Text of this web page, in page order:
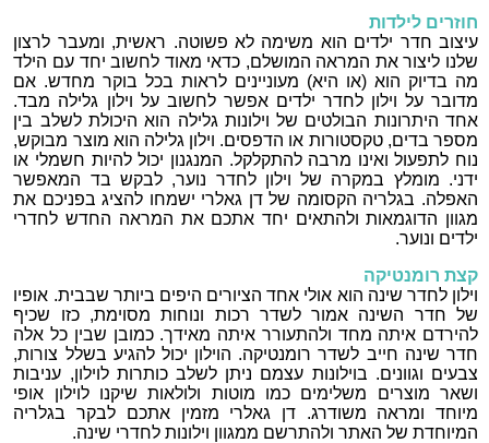
חוזרים לילדות
עיצוב חדר ילדים הוא משימה לא פשוטה. ראשית, ומעבר לרצון
שלנו ליצור את המראה המושלם, כדאי מאוד לחשוב יחד עם הילד
מה בדיוק הוא (או היא) מעוניינים לראות בכל בוקר מחדש. אם
מדובר על וילון לחדר ילדים אפשר לחשוב על וילון גלילה מבד.
אחד היתרונות הבולטים של וילונות גלילה הוא היכולת לשלב בין
מספר בדים, טקסטורות או הדפסים. וילון גלילה הוא מוצר מבוקש,
נוח לתפעול ואינו מרבה להתקלקל. המנגנון יכול להיות חשמלי או
ידני. מומלץ במקרה של וילון לחדר נוער, לבקש בד המאפשר
האפלה. בגלריה הקסומה של דן גאלרי ישמחו להציג בפניכם את
מגוון הדוגמאות ולהתאים יחד אתכם את המראה החדש לחדרי
ילדים ונוער.
קצת רומנטיקה
וילון לחדר שינה הוא אולי אחד הציורים היפים ביותר שבבית. אופיו
של חדר השינה אמור לשדר רכות ונוחות מסוימת, כזו שכיף
להירדם איתה מחד ולהתעורר איתה מאידך. כמובן שבין כל אלה
חדר שינה חייב לשדר רומנטיקה. הוילון יכול להגיע בשלל צורות,
צבעים וגוונים. בוילונות עצמם ניתן לשלב כותרות לוילון, עניבות
ושאר מוצרים משלימים כמו מוטות ולולאות שיקנו לוילון אופי
מיוחד ומראה משודרג. דן גאלרי מזמין אתכם לבקר בגלריה
המיוחדת של האתר ולהתרשם ממגוון וילונות לחדרי שינה.